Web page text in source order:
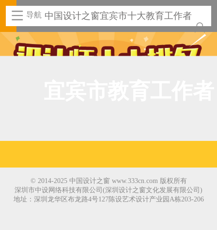
导航 中国设计之窗宜宾市十大教育工作者
© 2014-2025 中国设计之窗 www.333cn.com 版权所有
深圳市中设网络科技有限公司(深圳设计之窗文化发展有限公司)
地址：深圳龙华区布龙路4号127陈设艺术设计产业园A栋203-206